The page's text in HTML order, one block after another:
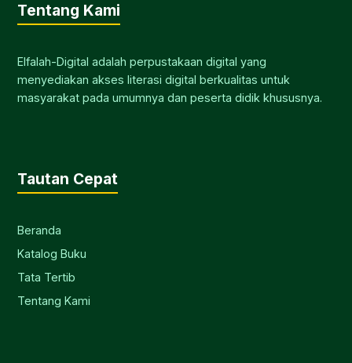
Tentang Kami
Elfalah-Digital adalah perpustakaan digital yang
menyediakan akses literasi digital berkualitas untuk
masyarakat pada umumnya dan peserta didik khususnya.
Tautan Cepat
Beranda
Katalog Buku
Tata Tertib
Tentang Kami